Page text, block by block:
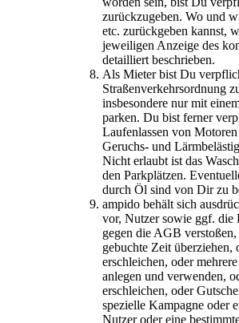
zurückzugeben. Wo und
etc. zurückgeben kannst,
jeweiligen Anzeige des
detailliert beschrieben.
Als Mieter bist Du
Straßenverkehrsordnung
insbesondere nur mit
parken. Du bist ferner
Laufenlassen von
Geruchs- und
Nicht erlaubt ist das
den Parkplätzen.
durch Öl sind von Dir zu
ampido behält sich
vor, Nutzer sowie ggf. die
gegen die AGB
gebuchte Zeit überziehen,
erschleichen, oder
anlegen und verwenden,
erschleichen, oder
spezielle Kampagne oder
Nutzer oder eine